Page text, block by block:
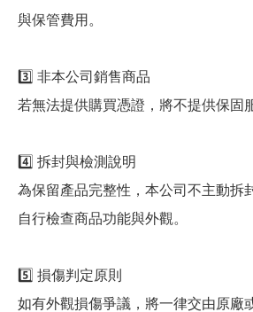
與保管費用。
3️⃣ 非本公司銷售商品
若無法提供購買憑證，將不提供保固
4️⃣ 拆封與檢測說明
為保留產品完整性，本公司不主動拆
自行檢查商品功能與外觀。
5️⃣ 損傷判定原則
如有外觀損傷爭議，將一律交由原廠